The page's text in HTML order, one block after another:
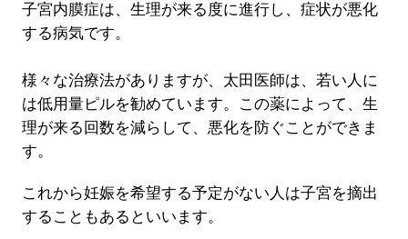
子宮内膜症は、生理が来る度に進行し、症状が悪化
する病気です。
様々な治療法がありますが、太田医師は、若い人に
は低用量ピルを勧めています。この薬によって、生
理が来る回数を減らして、悪化を防ぐことができま
す。
これから妊娠を希望する予定がない人は子宮を摘出
することもあるといいます。